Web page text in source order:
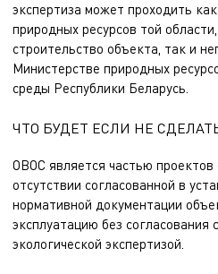
экспертиза может проходить
природных ресурсов той
строительство объекта, так и
Министерстве природных
среды Республики Беларусь.
ЧТО БУДЕТ ЕСЛИ НЕ
ОВОС является частью проектов
отсутствии согласованной в
нормативной документации
эксплуатацию без согласования
экологической экспертизой.